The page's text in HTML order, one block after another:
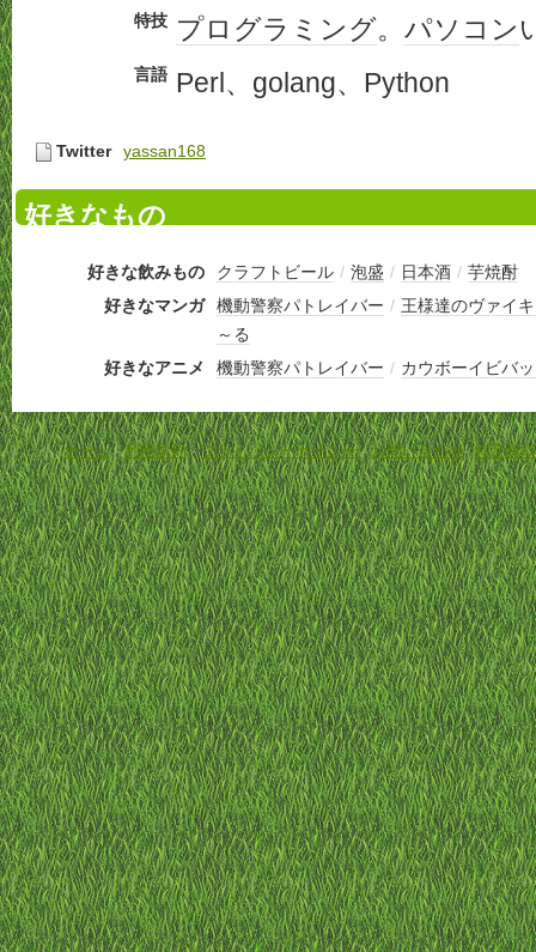
特技 プログラミング。 パソコン
言語 Perl、golang、Python
Twitter yassan168
好きなもの
好きな飲みもの クラフトビール / 泡盛 / 日本酒 / 芋焼酎
好きなマンガ
機動警察パトレイバー / 王様達のヴァイ
～る
好きなアニメ
機動警察パトレイバー / カウボーイビバ
ホーム-利用規約-プライバシーポリシー-お問い合わせ-特定商